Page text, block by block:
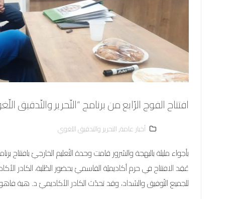
افتتاح الفوج الرّابع من برنامج “التّحرير والتّدقيق
أخبار عامة,التحرير والتدقيق اللغوي
بأجواء مليئة بالبهجة والسّرور قامت وحدة التّعليم الخارجيّ بافتتاح
عُقِد الافتتاح في حرم أكاديميّة القاسميّ بحضور الطّلبة، الكادر
للجميع التّوفيق والسّداد، وقد تحدّث الكادر الأكاديميّ د. هبة